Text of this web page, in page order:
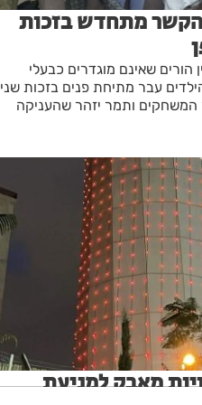
הקשר מתחדש בזכות
שאינם מוגדרים כבעלי
עבר מתיחת פנים בזכות שני
ותמר יזהר שהעניקה
מאבק למניעת